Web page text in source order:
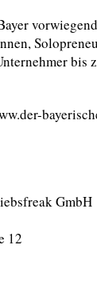
vorwiegend
bis
GmbH
12